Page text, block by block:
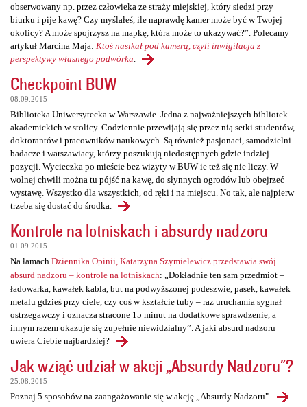
obserwowany np. przez człowieka ze straży miejskiej, który siedzi przy
biurku i pije kawę? Czy myślałeś, ile naprawdę kamer może być w Twojej
okolicy? A może spojrzysz na mapkę, która może to ukazywać?”. Polecamy
artykuł Marcina Maja: Ktoś nasikał pod kamerą, czyli inwigilacja z
perspektywy własnego podwórka
Checkpoint BUW
08.09.2015
Biblioteka Uniwersytecka w Warszawie. Jedna z najważniejszych bibliotek
akademickich w stolicy. Codziennie przewijają się przez nią setki studentów,
doktorantów i pracowników naukowych. Są również pasjonaci, samodzielni
badacze i warszawiacy, którzy poszukują niedostępnych gdzie indziej
pozycji. Wycieczka po mieście bez wizyty w BUW-ie też się nie liczy. W
wolnej chwili można tu pójść na kawę, do słynnych ogrodów lub obejrzeć
wystawę. Wszystko dla wszystkich, od ręki i na miejscu. No tak, ale najpierw
trzeba się dostać do środka.
Kontrole na lotniskach i absurdy nadzoru
01.09.2015
Na łamach Dziennika Opinii, Katarzyna Szymielewicz przedstawia swój
absurd nadzoru – kontrole na lotniskach: „Dokładnie ten sam przedmiot –
ładowarka, kawałek kabla, but na podwyższonej podeszwie, pasek, kawałek
metalu gdzieś przy ciele, czy coś w kształcie tuby – raz uruchamia sygnał
ostrzegawczy i oznacza stracone 15 minut na dodatkowe sprawdzenie, a
innym razem okazuje się zupełnie niewidzialny”. A jaki absurd nadzoru
uwiera Ciebie najbardziej?
Jak wziąć udział w akcji „Absurdy Nadzoru"?
25.08.2015
Poznaj 5 sposobów na zaangażowanie się w akcję „Absurdy Nadzoru".